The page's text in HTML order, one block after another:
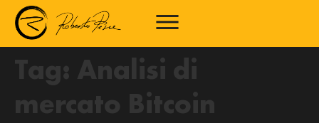
Tag: Analisi di
mercato Bitcoin